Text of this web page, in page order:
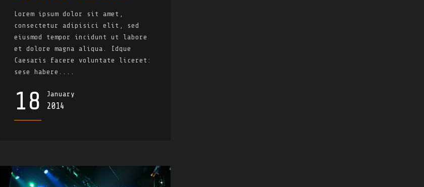
Lorem ipsum dolor sit amet,
consectetur adipisici elit, sed
eiusmod tempor incidunt ut labore
et dolore magna aliqua. Idque
Caesaris facere voluntate liceret:
sese habere....
18 January
2014